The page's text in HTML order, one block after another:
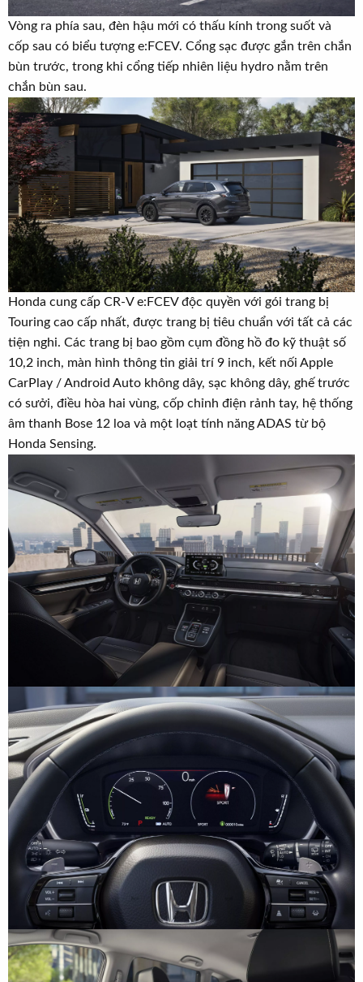
Vòng ra phía sau, đèn hậu mới có thấu kính trong suốt và
cốp sau có biểu tượng e:FCEV. Cổng sạc được gắn trên chắn
bùn trước, trong khi cổng tiếp nhiên liệu hydro nằm trên
chắn bùn sau.
Honda cung cấp CR-V e:FCEV độc quyền với gói trang bị
Touring cao cấp nhất, được trang bị tiêu chuẩn với tất cả các
tiện nghi. Các trang bị bao gồm cụm đồng hồ đo kỹ thuật số
10,2 inch, màn hình thông tin giải trí 9 inch, kết nối Apple
CarPlay / Android Auto không dây, sạc không dây, ghế trước
có sưởi, điều hòa hai vùng, cốp chỉnh điện rảnh tay, hệ thống
âm thanh Bose 12 loa và một loạt tính năng ADAS từ bộ
Honda Sensing.